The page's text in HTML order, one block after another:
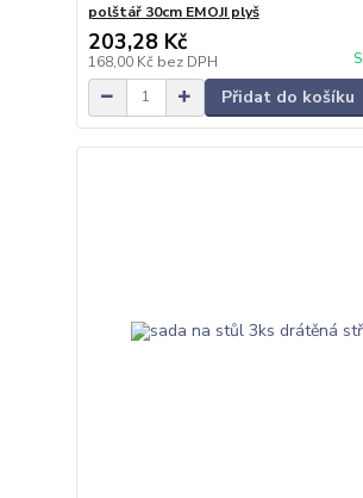
polštář 30cm EMOJI plyš
203,28 Kč
168,00 Kč bez DPH
Přidat do košíku